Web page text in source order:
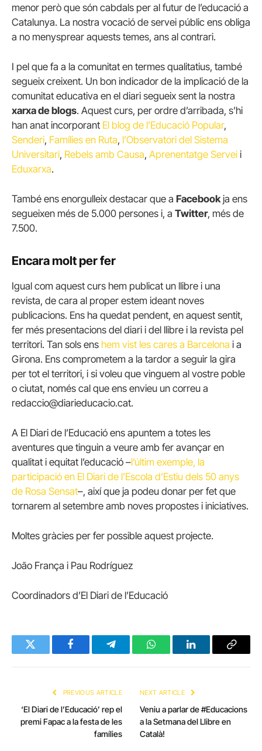
menor però que són cabdals per al futur de l’educació a
Catalunya. La nostra vocació de servei públic ens obliga
a no menysprear aquests temes, ans al contrari.
I pel que fa a la comunitat en termes qualitatius, també
segueix creixent. Un bon indicador de la implicació de la
comunitat educativa en el diari segueix sent la nostra
xarxa de blogs. Aquest curs, per ordre d’arribada, s’hi
han anat incorporant El blog de l’Educació Popular,
Senderi, Famílies en Ruta, l’Observatori del Sistema
Universitari, Rebels amb Causa, Aprenentatge Servei i
Eduxarxa.
També ens enorgulleix destacar que a Facebookja ens
segueixen més de 5.000 persones i, a Twitter, més de
7.500.
Encara molt per fer
Igual com aquest curs hem publicat un llibre i una
revista, de cara al proper estem ideant noves
publicacions. Ens ha quedat pendent, en aquest sentit,
fer més presentacions del diari i del llibre i la revista pel
territori. Tan sols ens hem vist les cares a Barcelona i a
Girona. Ens comprometem a la tardor a seguir la gira
per tot el territori, i si voleu que vinguem al vostre poble
o ciutat, només cal que ens envieu un correu a
redaccio@diarieducacio.cat.
A El Diari de l’Educació ens apuntem a totes les
aventures que tinguin a veure amb fer avançar en
qualitat i equitat l’educació –l’últim exemple, la
participació en El Diari de l’Escola d’Estiu dels 50 anys
de Rosa Sensat–, així que ja podeu donar per fet que
tornarem al setembre amb noves propostes i iniciatives.
Moltes gràcies per fer possible aquest projecte.
João França i Pau Rodríguez
Coordinadors d’El Diari de l’Educació
Twitter FacebookTelegramWhatsAppLinkedInCopy
PREVIOUS ARTICLE
‘El Diari de l’Educació’ rep el
premi Fapac a la festa de les
famílies
NEXT ARTICLE
Veniu a parlar de #Educacions
a la Setmana del Llibre en
Català!